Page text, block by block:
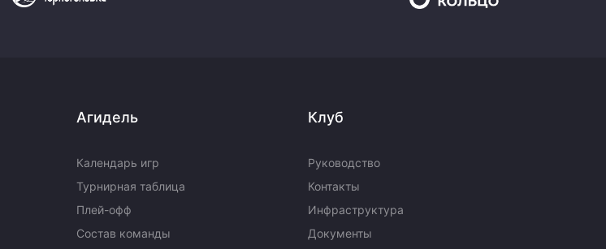
Агидель
Календарь игр
Турнирная таблица
Плей-офф
Состав команды
Клуб
Руководство
Контакты
Инфраструктура
Документы